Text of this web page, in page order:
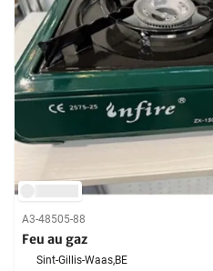
A3-48505-88
Feu au gaz
Sint-Gillis-Waas,BE